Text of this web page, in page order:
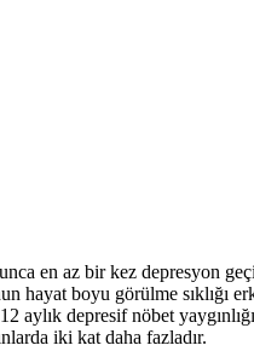
en az bir kez depresyon
hayat boyu görülme sıklığı
aylık depresif nöbet
iki kat daha fazladır.